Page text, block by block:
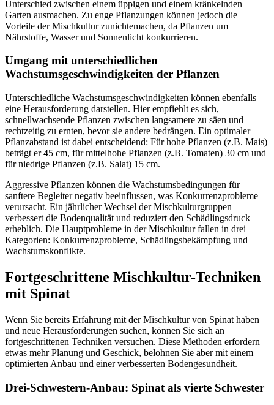
Unterschied zwischen einem üppigen und einem kränkelnden
Garten ausmachen. Zu enge Pflanzungen können jedoch die
Vorteile der Mischkultur zunichtemachen, da Pflanzen um
Nährstoffe, Wasser und Sonnenlicht konkurrieren.
Umgang mit unterschiedlichen
Wachstumsgeschwindigkeiten der Pflanzen
Unterschiedliche Wachstumsgeschwindigkeiten können ebenfalls
eine Herausforderung darstellen. Hier empfiehlt es sich,
schnellwachsende Pflanzen zwischen langsamere zu säen und
rechtzeitig zu ernten, bevor sie andere bedrängen. Ein optimaler
Pflanzabstand ist dabei entscheidend: Für hohe Pflanzen (z.B. Mais)
beträgt er 45 cm, für mittelhohe Pflanzen (z.B. Tomaten) 30 cm und
für niedrige Pflanzen (z.B. Salat) 15 cm.
Aggressive Pflanzen können die Wachstumsbedingungen für
sanftere Begleiter negativ beeinflussen, was Konkurrenzprobleme
verursacht. Ein jährlicher Wechsel der Mischkulturgruppen
verbessert die Bodenqualität und reduziert den Schädlingsdruck
erheblich. Die Hauptprobleme in der Mischkultur fallen in drei
Kategorien: Konkurrenzprobleme, Schädlingsbekämpfung und
Wachstumskonflikte.
Fortgeschrittene Mischkultur-Techniken
mit Spinat
Wenn Sie bereits Erfahrung mit der Mischkultur von Spinat haben
und neue Herausforderungen suchen, können Sie sich an
fortgeschrittenen Techniken versuchen. Diese Methoden erfordern
etwas mehr Planung und Geschick, belohnen Sie aber mit einem
optimierten Anbau und einer verbesserten Bodengesundheit.
Drei-Schwestern-Anbau: Spinat als vierte Schwester